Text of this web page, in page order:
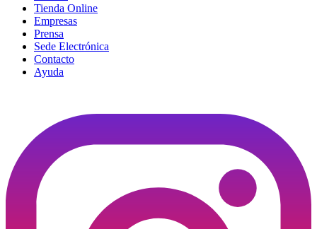
Tienda Online
Empresas
Prensa
Sede Electrónica
Contacto
Ayuda